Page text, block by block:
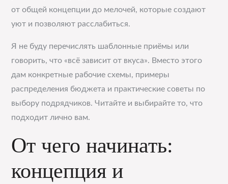
от общей концепции до мелочей, которые создают
уют и позволяют расслабиться.
Я не буду перечислять шаблонные приёмы или
говорить, что «всё зависит от вкуса». Вместо этого
дам конкретные рабочие схемы, примеры
распределения бюджета и практические советы по
выбору подрядчиков. Читайте и выбирайте то, что
подходит лично вам.
От чего начинать:
концепция и